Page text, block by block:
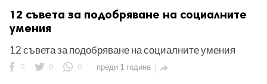
12 съвета за подобряване на социалните
умения
12 съвета за подобряване на социалните умения
0 0 0 преди 1 година 